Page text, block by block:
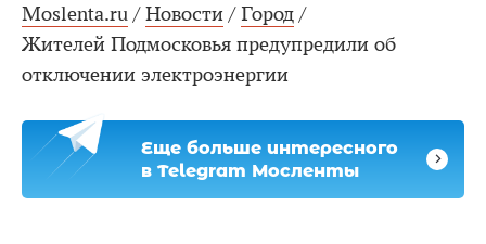
Moslenta.ru / Новости / Город /
Жителей Подмосковья предупредили об
отключении электроэнергии
Еще больше интересного
в Telegram Мосленты